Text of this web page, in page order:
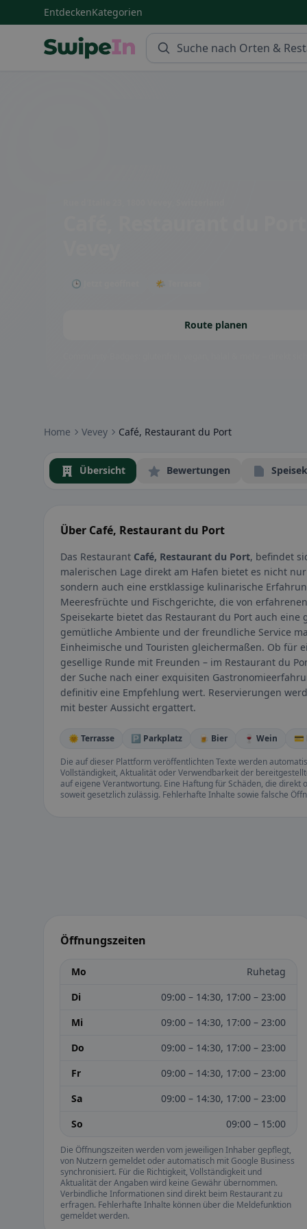
EntdeckenKategorien
🕒 Jetzt geöffnet 🌤 Terrasse
Route planen
Home Vevey Café, Restaurant du Port
Übersicht Bewertungen
Über Café, Restaurant du Port
Das Restaurant Café, Restaurant du Port, befindet
malerischen Lage direkt am Hafen bietet es nicht
sondern auch eine erstklassige kulinarische
Meeresfrüchte und Fischgerichte, die von
Speisekarte bietet das Restaurant du Port auch
gemütliche Ambiente und der freundliche Service
Einheimische und Touristen gleichermaßen. Ob für
gesellige Runde mit Freunden – im Restaurant du
der Suche nach einer exquisiten
definitiv eine Empfehlung wert. Reservierungen
mit bester Aussicht ergattert.
🌞 Terrasse 🅿️ Parkplatz 🍺 Bier 🍷 Wein 💳
Die auf dieser Plattform veröffentlichten Texte werden
Vollständigkeit, Aktualität oder Verwendbarkeit der
auf eigene Verantwortung. Eine Haftung für Schäden, die
soweit gesetzlich zulässig. Fehlerhafte Inhalte sowie falsche
Öffnungszeiten
Mo
Ruhetag
Di
09:00 – 14:30, 17:00 – 23:00
Mi
09:00 – 14:30, 17:00 – 23:00
Do
09:00 – 14:30, 17:00 – 23:00
Fr
09:00 – 14:30, 17:00 – 23:00
Sa
09:00 – 14:30, 17:00 – 23:00
So
09:00 – 15:00
Die Öffnungszeiten werden vom jeweiligen Inhaber gepflegt,
von Nutzern gemeldet oder automatisch mit Google Business
synchronisiert. Für die Richtigkeit, Vollständigkeit und
Aktualität der Angaben wird keine Gewähr übernommen.
Verbindliche Informationen sind direkt beim Restaurant zu
erfragen. Fehlerhafte Inhalte können über die Meldefunktion
gemeldet werden.